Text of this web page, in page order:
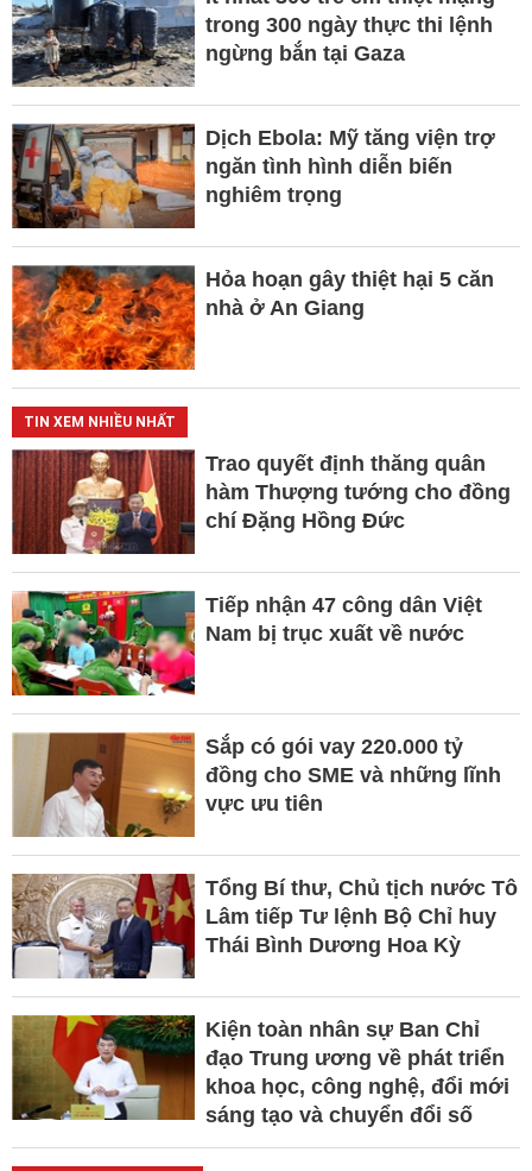
trong 300 ngày thực thi lệnh
ngừng bắn tại Gaza
Dịch Ebola: Mỹ tăng viện trợ
ngăn tình hình diễn biến
nghiêm trọng
Hỏa hoạn gây thiệt hại 5 căn
nhà ở An Giang
TIN XEM NHIỀU NHẤT
Trao quyết định thăng quân
hàm Thượng tướng cho đồng
chí Đặng Hồng Đức
Tiếp nhận 47 công dân Việt
Nam bị trục xuất về nước
Sắp có gói vay 220.000 tỷ
đồng cho SME và những lĩnh
vực ưu tiên
Tổng Bí thư, Chủ tịch nước Tô
Lâm tiếp Tư lệnh Bộ Chỉ huy
Thái Bình Dương Hoa Kỳ
Kiện toàn nhân sự Ban Chỉ
đạo Trung ương về phát triển
khoa học, công nghệ, đổi mới
sáng tạo và chuyển đổi số